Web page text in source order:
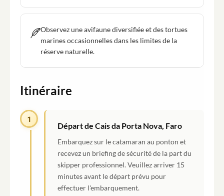
Observez une avifaune diversifiée et des tortues
marines occasionnelles dans les limites de la
réserve naturelle.
Itinéraire
1
Départ de Cais da Porta Nova, Faro
Embarquez sur le catamaran au ponton et
recevez un briefing de sécurité de la part du
skipper professionnel. Veuillez arriver 15
minutes avant le départ prévu pour
effectuer l'embarquement.